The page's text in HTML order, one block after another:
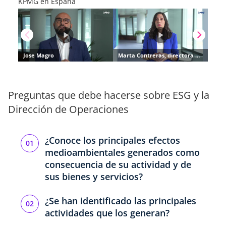
Preguntas que debe hacerse sobre ESG y la
Dirección de Operaciones
¿Conoce los principales efectos
medioambientales generados como
consecuencia de su actividad y de
sus bienes y servicios?
¿Se han identificado las principales
actividades que los generan?